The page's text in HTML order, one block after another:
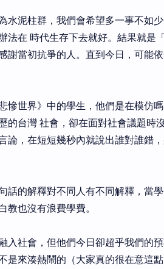
水泥柱群，我們會希望多一事不如
在 時代生存下去就好。結果就是
謝當初抗爭的人。直到今日，可能
慘世界》中的學生，他們是在模仿
的台灣 社會，卻在面對社會議題時
論，在短短幾秒內就說出誰對誰錯
話的解釋對不同人有不同解釋，當
也沒有浪費學費。
入社會，但他們今日卻超乎我們的
是來湊熱鬧的（大家真的很在意這